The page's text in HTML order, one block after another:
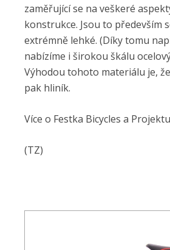
zaměřující se na veškeré
konstrukce. Jsou to především
extrémně lehké. (Díky tomu
nabízíme i širokou škálu
Výhodou tohoto materiálu je,
pak hliník.
Více o Festka Bicycles a
(TZ)